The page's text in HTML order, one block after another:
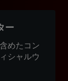
ー
めたコン
シャルウ